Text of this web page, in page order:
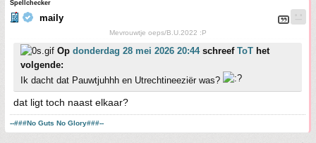
Spellchecker
maily
Mevrouwtje oeps/B.U.2022 :P
Op donderdag 28 mei 2026 20:44schreef ToT het
volgende:
Ik dacht dat Pauwtjuhhh en Utrechtineeziër was?
dat ligt toch naast elkaar?
--###No Guts No Glory###--